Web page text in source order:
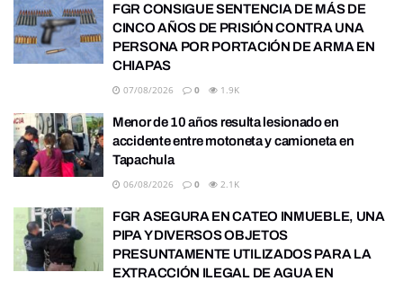
FGR CONSIGUE SENTENCIA DE MÁS DE
CINCO AÑOS DE PRISIÓN CONTRA UNA
PERSONA POR PORTACIÓN DE ARMA EN
CHIAPAS
07/08/2026 0 1.9K
Menor de 10 años resulta lesionado en
accidente entre motoneta y camioneta en
Tapachula
06/08/2026 0 2.1K
FGR ASEGURA EN CATEO INMUEBLE, UNA
PIPA Y DIVERSOS OBJETOS
PRESUNTAMENTE UTILIZADOS PARA LA
EXTRACCIÓN ILEGAL DE AGUA EN